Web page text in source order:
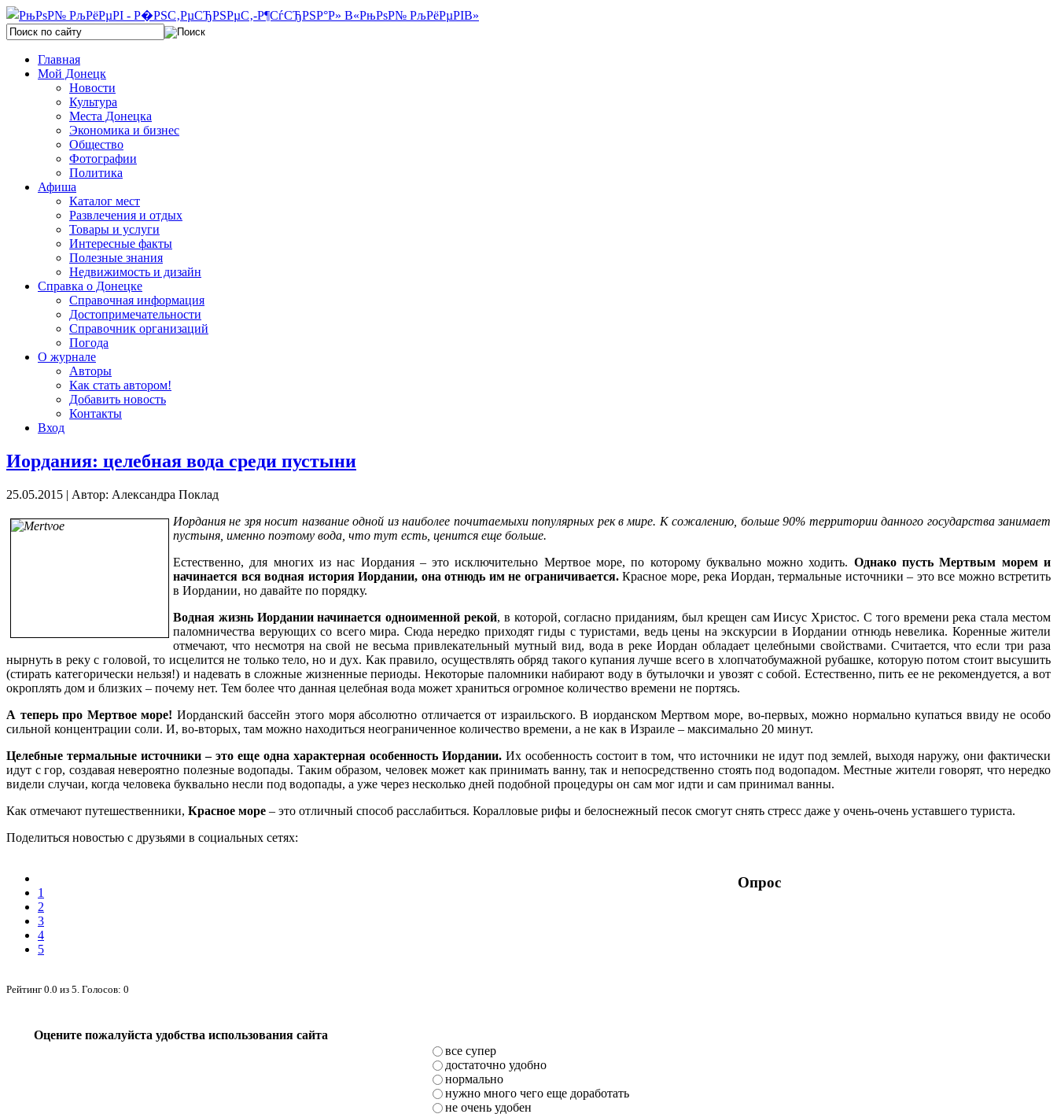
Главная
Мой Донецк
Новости
Культура
Места Донецка
Экономика и бизнес
Общество
Фотографии
Политика
Афиша
Каталог мест
Развлечения и отдых
Товары и услуги
Интересные факты
Полезные знания
Недвижимость и дизайн
Справка о Донецке
Справочная информация
Достопримечательности
Справочник организаций
Погода
О журнале
Авторы
Как стать автором!
Добавить новость
Контакты
Вход
Иордания: целебная вода среди пустыни
25.05.2015 | Автор: Александра Поклад
Иордания не зря носит название одной из наиболее почитаемыхи популярных рек в мире. К сожалению, больше 90% территории данного государства занимает
пустыня, именно поэтому вода, что тут есть, ценится еще больше.
Естественно, для многих из нас Иордания – это исключительно Мертвое море, по которому буквально можно ходить. Однако пусть Мертвым морем и
начинается вся водная история Иордании, она отнюдь им не ограничивается.Красное море, река Иордан, термальные источники – это все можно встретить
в Иордании, но давайте по порядку.
Водная жизнь Иордании начинается одноименной рекой, в которой, согласно приданиям, был крещен сам Иисус Христос. С того времени река стала местом
паломничества верующих со всего мира. Сюда нередко приходят гиды с туристами, ведь цены на экскурсии в Иордании отнюдь невелика. Коренные жители
отмечают, что несмотря на свой не весьма привлекательный мутный вид, вода в реке Иордан обладает целебными свойствами. Считается, что если три раза
нырнуть в реку с головой, то исцелится не только тело, но и дух. Как правило, осуществлять обряд такого купания лучше всего в хлопчатобумажной рубашке, которую потом стоит высушить
(стирать категорически нельзя!) и надевать в сложные жизненные периоды. Некоторые паломники набирают воду в бутылочки и увозят с собой. Естественно, пить ее не рекомендуется, а вот
окроплять дом и близких – почему нет. Тем более что данная целебная вода может храниться огромное количество времени не портясь.
А теперь про Мертвое море! Иорданский бассейн этого моря абсолютно отличается от израильского. В иорданском Мертвом море, во-первых, можно нормально купаться ввиду не особо
сильной концентрации соли. И, во-вторых, там можно находиться неограниченное количество времени, а не как в Израиле – максимально 20 минут.
Целебные термальные источники – это еще одна характерная особенность Иордании.Их особенность состоит в том, что источники не идут под землей, выходя наружу, они фактически
идут с гор, создавая невероятно полезные водопады. Таким образом, человек может как принимать ванну, так и непосредственно стоять под водопадом. Местные жители говорят, что нередко
видели случаи, когда человека буквально несли под водопады, а уже через несколько дней подобной процедуры он сам мог идти и сам принимал ванны.
Как отмечают путешественники, Красное море – это отличный способ расслабиться. Коралловые рифы и белоснежный песок смогут снять стресс даже у очень-очень уставшего туриста.
Поделиться новостью с друзьями в социальных сетях:
1
2
3
4
5
Рейтинг 0.0 из 5 . Голосов: 0
Опрос
Оцените пожалуйста удобства использования сайта
все супер
достаточно удобно
нормально
нужно много чего еще доработать
не очень удобен